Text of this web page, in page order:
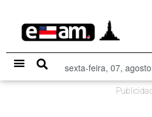
sexta-feira, 07,